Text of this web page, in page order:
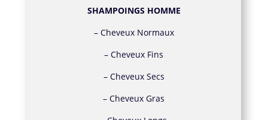
SHAMPOINGS HOMME
– Cheveux Normaux
–Cheveux Fins
– Cheveux Secs
–Cheveux Gras